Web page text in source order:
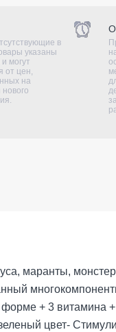
в
указаны
могут
от цен,
на
маранты,
+ 3 витамина
цвет-